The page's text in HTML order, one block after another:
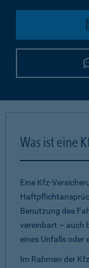
Was ist eine
Eine Kfz-
Benutzung des
vereinbart – auch
eines Unfalls oder
Im Rahmen der